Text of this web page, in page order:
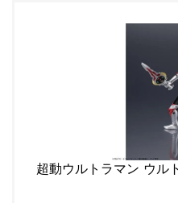
超動ウルトラマン ウル